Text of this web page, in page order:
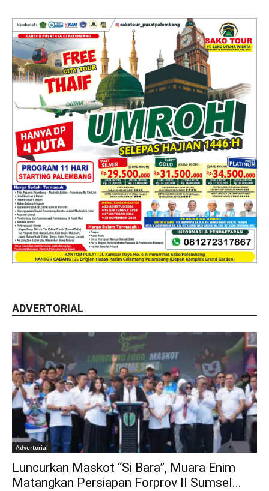
ADVERTORIAL
Advertorial
Luncurkan Maskot “Si Bara”, Muara Enim
Matangkan Persiapan Forprov II Sumsel...